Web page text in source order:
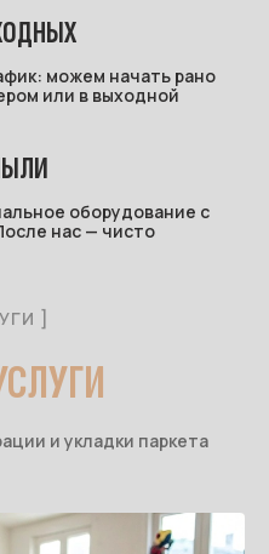
можем начать рано
или в выходной
оборудование с
нас — чисто
]
и укладки паркета